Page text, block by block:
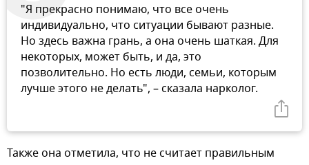
"Я прекрасно понимаю, что все очень
индивидуально, что ситуации бывают разные.
Но здесь важна грань, а она очень шаткая. Для
некоторых, может быть, и да, это
позволительно. Но есть люди, семьи, которым
лучше этого не делать", – сказала нарколог.
Также она отметила, что не считает правильным